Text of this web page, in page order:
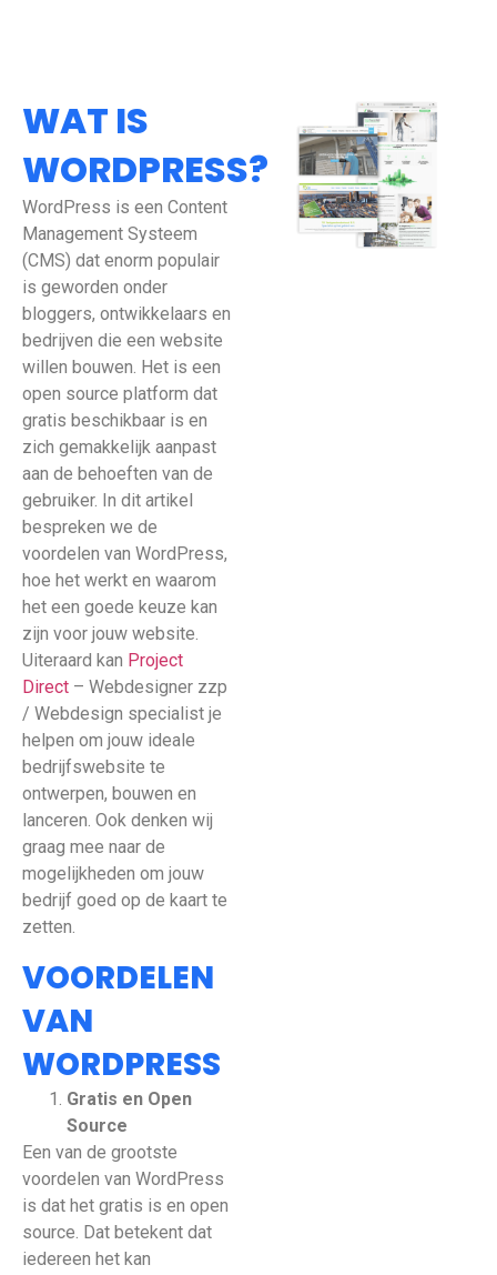
WAT IS
WORDPRESS?
WordPress is een Content
Management Systeem
(CMS) dat enorm populair
is geworden onder
bloggers, ontwikkelaars en
bedrijven die een website
willen bouwen. Het is een
open source platform dat
gratis beschikbaar is en
zich gemakkelijk aanpast
aan de behoeften van de
gebruiker. In dit artikel
bespreken we de
voordelen van WordPress,
hoe het werkt en waarom
het een goede keuze kan
zijn voor jouw website.
Uiteraard kan Project
Direct – Webdesigner zzp
/ Webdesign specialist je
helpen om jouw ideale
bedrijfswebsite te
ontwerpen, bouwen en
lanceren. Ook denken wij
graag mee naar de
mogelijkheden om jouw
bedrijf goed op de kaart te
zetten.
VOORDELEN
VAN
WORDPRESS
Gratis en Open
Source
Een van de grootste
voordelen van WordPress
is dat het gratis is en open
source. Dat betekent dat
iedereen het kan